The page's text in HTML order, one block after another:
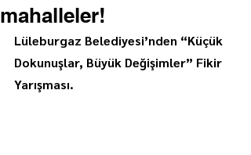
mahalleler!
Lüleburgaz Belediyesi’nden “Küçük
Dokunuşlar, Büyük Değişimler” Fikir
Yarışması.